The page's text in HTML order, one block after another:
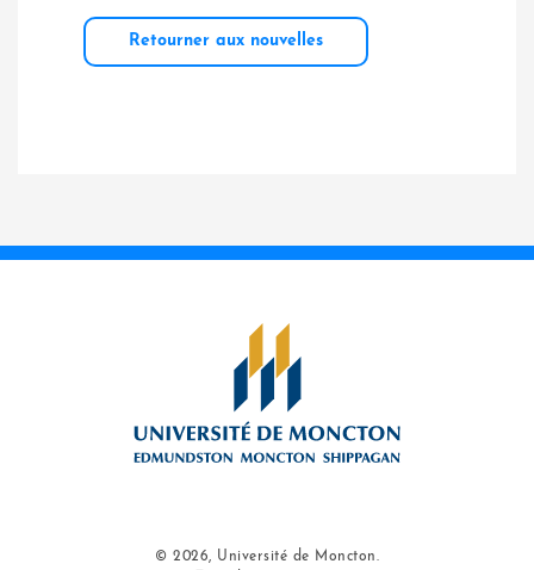
Retourner aux nouvelles
© 2026, Université de Moncton.